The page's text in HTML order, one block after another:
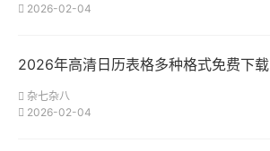
2026-02-04
2026年高清日历表格多种格式免费下载
杂七杂八
2026-02-04